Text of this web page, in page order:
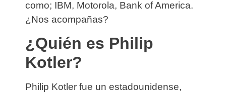
como; IBM, Motorola, Bank of America.
¿Nos acompañas?
¿Quién es Philip
Kotler?
Philip Kotler fue un estadounidense,